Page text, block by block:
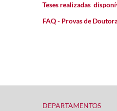
Teses realizadas
FAQ - Provas de
DEPARTAMENTOS​